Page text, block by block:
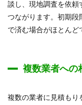
談し、現地調査を依頼
つながります。初期段
で済む場合がほとんど
複数業者への
複数の業者に見積もり